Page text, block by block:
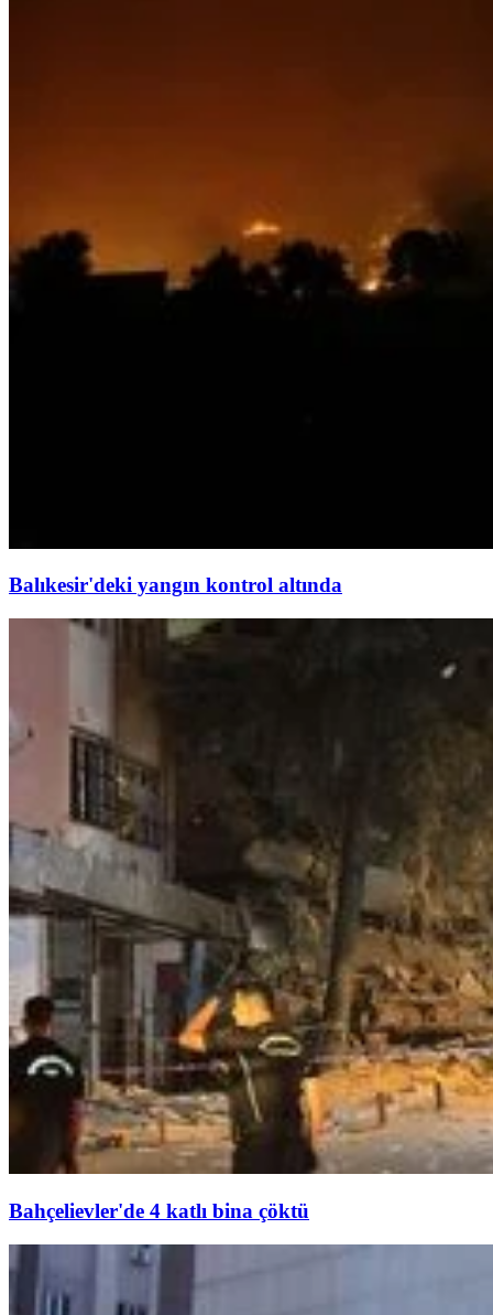
Balıkesir'deki yangın kontrol altında
Bahçelievler'de 4 katlı bina çöktü